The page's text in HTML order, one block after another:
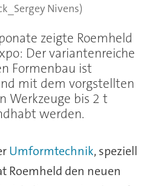
Nivens)
zeigte Roemheld
Der variantenreiche
Formenbau ist
mit dem vorgstellten
Werkzeuge bis 2 t
werden.
Umformtechnik, speziell
Roemheld den neuen